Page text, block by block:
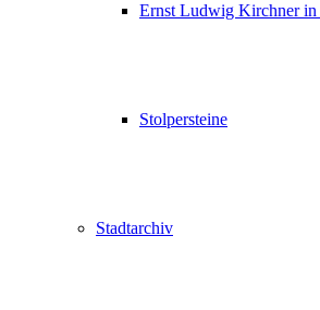
Ernst Ludwig Kirchner in
Stolpersteine
Stadtarchiv